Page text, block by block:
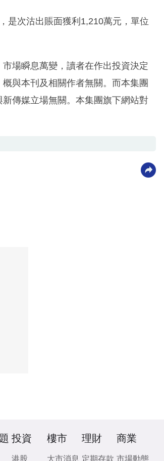
是次沽出賬面獲利1,210萬元，單位
場瞬息萬變，讀者在作出投資決定
與本刊及相關作者無關。而本集團
傳媒立場無關。本集團旗下網站對
投資
港股
樓市
大市消息
理財
定期存款
商業
市場動態